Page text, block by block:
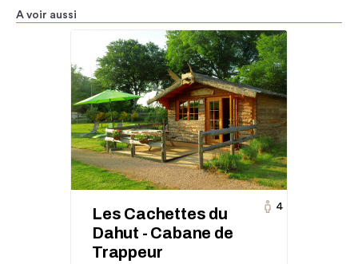
A voir aussi
Les Cachettes du
Dahut - Cabane de
Trappeur
4